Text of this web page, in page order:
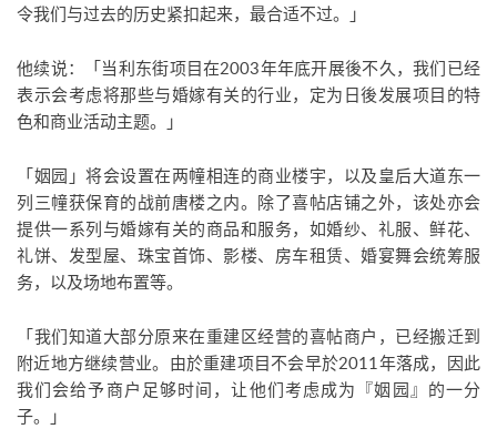
令我们与过去的历史紧扣起来，最合适不过。」
他续说：「当利东街项目在2003年年底开展後不久，我们已经
表示会考虑将那些与婚嫁有关的行业，定为日後发展项目的特
色和商业活动主题。」
「姻园」将会设置在两幢相连的商业楼宇，以及皇后大道东一
列三幢获保育的战前唐楼之内。除了喜帖店铺之外，该处亦会
提供一系列与婚嫁有关的商品和服务，如婚纱、礼服、鲜花、
礼饼、发型屋、珠宝首饰、影楼、房车租赁、婚宴舞会统筹服
务，以及场地布置等。
「我们知道大部分原来在重建区经营的喜帖商户，已经搬迁到
附近地方继续营业。由於重建项目不会早於2011年落成，因此
我们会给予商户足够时间，让他们考虑成为『姻园』的一分
子。」